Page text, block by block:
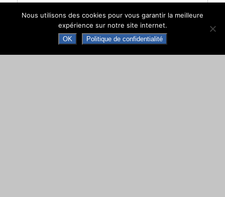
Troubles de voisinage
Logement
Aide aux travaux d'insonorisation d'un
logement proche d'un aéroport
Nous utilisons des cookies pour vous garantir la meilleure
expérience sur notre site internet.
OK Politique de confidentialité